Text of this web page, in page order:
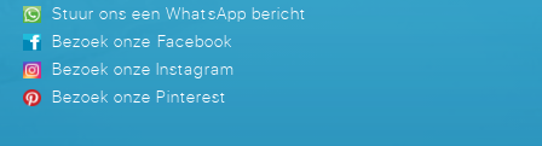
Stuur ons een WhatsApp bericht
Bezoek onze Facebook
Bezoek onze Instagram
Bezoek onze Pinterest